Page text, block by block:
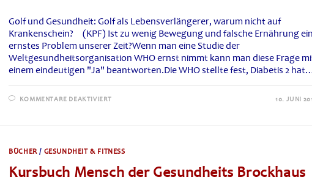
Golf und Gesundheit: Golf als Lebensverlängerer, warum nicht auf
Krankenschein? (KPF) Ist zu wenig Bewegung und falsche Ernährung
ernstes Problem unserer Zeit?Wenn man eine Studie der
Weltgesundheitsorganisation WHO ernst nimmt kann man diese Frage
einem eindeutigen "Ja" beantworten.Die WHO stellte fest, Diabetis 2
KOMMENTARE DEAKTIVIERT 10. JUNI
BÜCHER/ GESUNDHEIT & FITNESS
Kursbuch Mensch der Gesundheits Brockhaus